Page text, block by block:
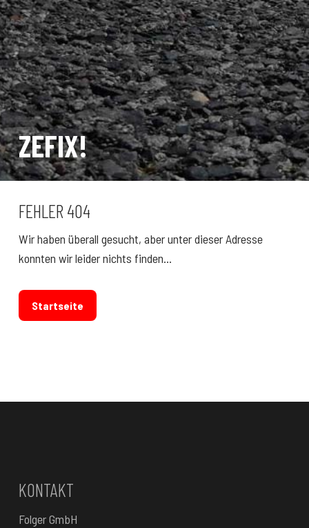
ZEFIX!
FEHLER 404
Wir haben überall gesucht, aber unter dieser Adresse
konnten wir leider nichts finden…
Startseite
KONTAKT
Folger GmbH